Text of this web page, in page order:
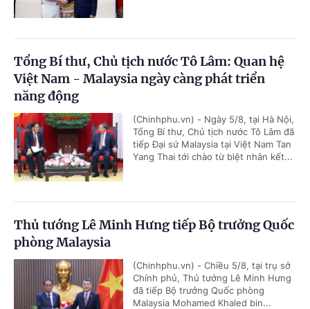
Tổng Bí thư, Chủ tịch nước Tô Lâm: Quan hệ
Việt Nam - Malaysia ngày càng phát triển
năng động
(Chinhphu.vn) - Ngày 5/8, tại Hà Nội,
Tổng Bí thư, Chủ tịch nước Tô Lâm đã
tiếp Đại sứ Malaysia tại Việt Nam Tan
Yang Thai tới chào từ biệt nhân kết...
Thủ tướng Lê Minh Hưng tiếp Bộ trưởng Quốc
phòng Malaysia
(Chinhphu.vn) - Chiều 5/8, tại trụ sở
Chính phủ, Thủ tướng Lê Minh Hưng
đã tiếp Bộ trưởng Quốc phòng
Malaysia Mohamed Khaled bin...